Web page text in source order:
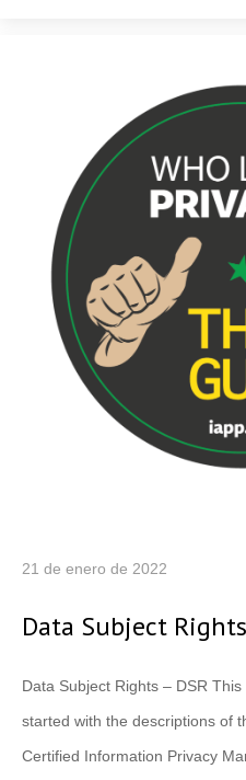
21 de enero de 2022
Data Subject
Data Subject Rights – DSR
started with the descriptions of
Certified Information Privacy